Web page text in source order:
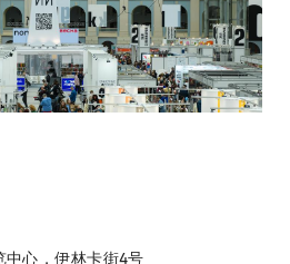
心，伊林卡街4号